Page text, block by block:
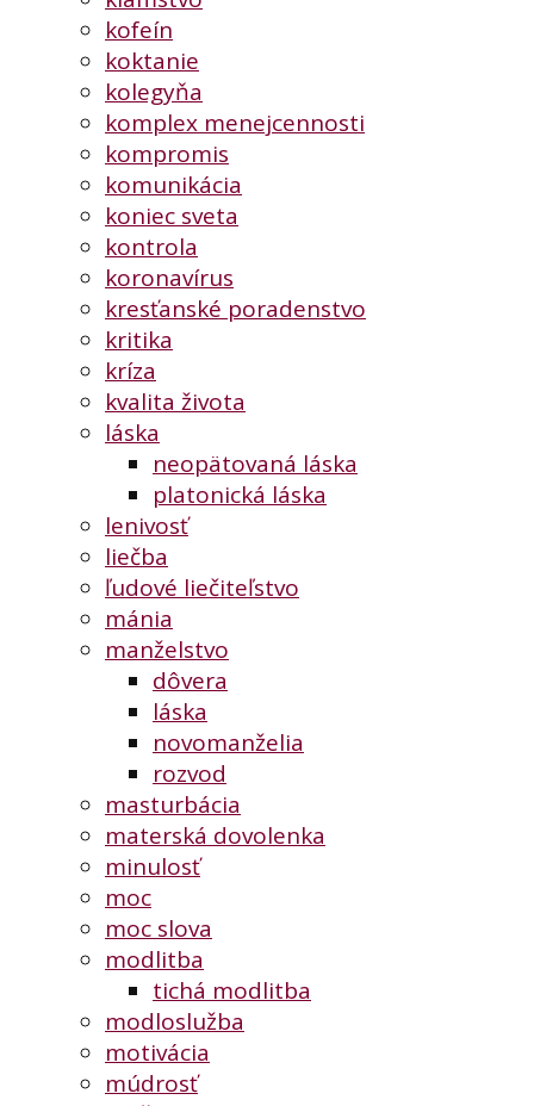
kofeín
koktanie
kolegyňa
komplex menejcennosti
kompromis
komunikácia
koniec sveta
kontrola
koronavírus
kresťanské poradenstvo
kritika
kríza
kvalita života
láska
neopätovaná láska
platonická láska
lenivosť
liečba
ľudové liečiteľstvo
mánia
manželstvo
dôvera
láska
novomanželia
rozvod
masturbácia
materská dovolenka
minulosť
moc
moc slova
modlitba
tichá modlitba
modloslužba
motivácia
múdrosť